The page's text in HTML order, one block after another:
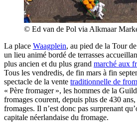
© Ed van de Pol via Alkmaar
La place Waagplein, au pied de la Tour
un lieu animé bordé de terrasses
plus ancien et du plus grand marché aux
Tous les vendredis, de fin mars à fin
spectacle de la vente traditionnelle de
« Père fromager », les hommes de la
fromages courent, depuis plus de 430
fromages. Il n’est donc pas surprenant
capitale néerlandaise du fromage.